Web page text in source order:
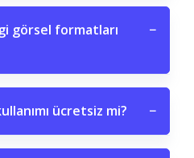
görsel formatları
−
ücretsiz mi? −